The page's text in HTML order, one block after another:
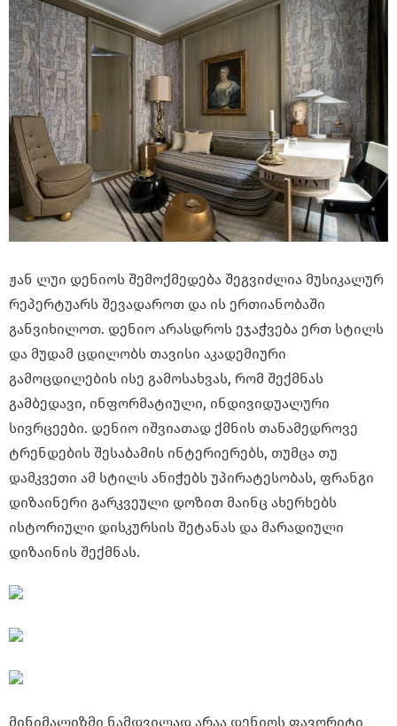
ჟან ლუი დენიოს შემოქმედება შეგვიძლია მუსიკალურ
რეპერტუარს შევადაროთ და ის ერთიანობაში
განვიხილოთ. დენიო არასდროს ეჯაჭვება ერთ სტილს
და მუდამ ცდილობს თავისი აკადემიური
გამოცდილების ისე გამოსახვას, რომ შექმნას
გამბედავი, ინფორმატიული, ინდივიდუალური
სივრცეები. დენიო იშვიათად ქმნის თანამედროვე
ტრენდების შესაბამის ინტერიერებს, თუმცა თუ
დამკვეთი ამ სტილს ანიჭებს უპირატესობას, ფრანგი
დიზაინერი გარკვეული დოზით მაინც ახერხებს
ისტორიული დისკურსის შეტანას და მარადიული
დიზაინის შექმნას.
მინიმალიზმი ნამდვილად არაა დენიოს ფავორიტი